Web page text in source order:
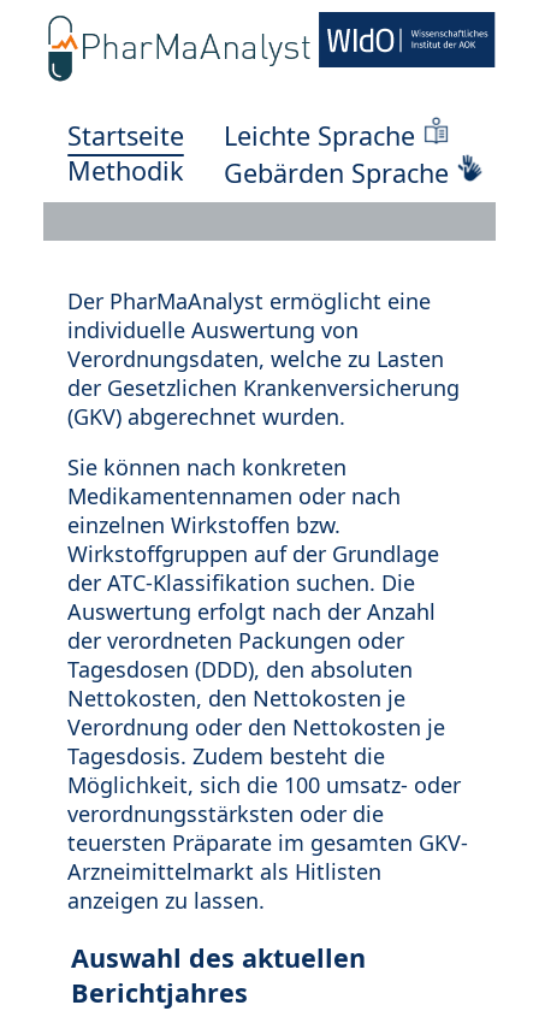
Startseite
Methodik
Leichte Sprache
Gebärden Sprache
Der PharMaAnalyst ermöglicht eine
individuelle Auswertung von
Verordnungsdaten, welche zu Lasten
der Gesetzlichen Krankenversicherung
(GKV) abgerechnet wurden.
Sie können nach konkreten
Medikamentennamen oder nach
einzelnen Wirkstoffen bzw.
Wirkstoffgruppen auf der Grundlage
der ATC-Klassifikation suchen. Die
Auswertung erfolgt nach der Anzahl
der verordneten Packungen oder
Tagesdosen (DDD), den absoluten
Nettokosten, den Nettokosten je
Verordnung oder den Nettokosten je
Tagesdosis. Zudem besteht die
Möglichkeit, sich die 100 umsatz- oder
verordnungsstärksten oder die
teuersten Präparate im gesamten GKV-
Arzneimittelmarkt als Hitlisten
anzeigen zu lassen.
Auswahl des aktuellen
Berichtjahres